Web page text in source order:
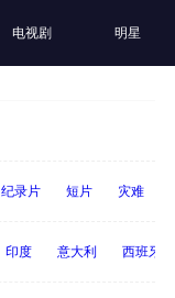
电视剧 明星
纪录片 短片 灾难
印度 意大利 西班牙